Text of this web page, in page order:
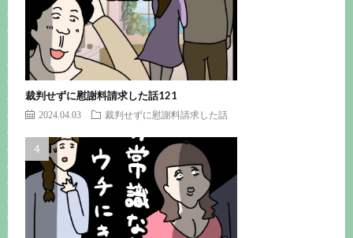
裁判せずに慰謝料請求した話121
2024.04.03 裁判せずに慰謝料請求した話